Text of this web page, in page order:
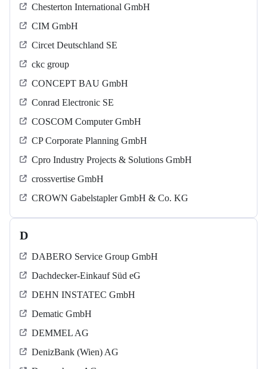
Chesterton International GmbH
CIM GmbH
Circet Deutschland SE
ckc group
CONCEPT BAU GmbH
Conrad Electronic SE
COSCOM Computer GmbH
CP Corporate Planning GmbH
Cpro Industry Projects & Solutions GmbH
crossvertise GmbH
CROWN Gabelstapler GmbH & Co. KG
D
DABERO Service Group GmbH
Dachdecker-Einkauf Süd eG
DEHN INSTATEC GmbH
Dematic GmbH
DEMMEL AG
DenizBank (Wien) AG